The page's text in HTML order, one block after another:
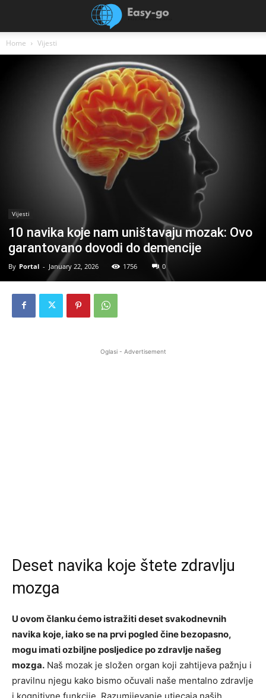
Home Vijesti
Vijesti
10 navika koje nam uništavaju mozak: Ovo
garantovano dovodi do demencije
By Portal - January 22, 2026 1756 0
Oglasi - Advertisement
Deset navika koje štete zdravlju
mozga
U ovom članku ćemo istražiti deset svakodnevnih
navika koje, iako se na prvi pogled čine bezopasno,
mogu imati ozbiljne posljedice po zdravlje našeg
mozga. Naš mozak je složen organ koji zahtijeva pažnju i
pravilnu njegu kako bismo očuvali naše mentalno zdravlje
i kognitivne funkcije. Razumijevanje utjecaja naših